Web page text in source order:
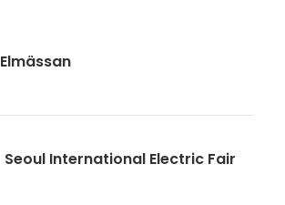
Elmässan
Seoul International Electric Fair